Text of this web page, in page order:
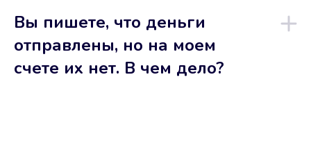
Вы пишете, что деньги
отправлены, но на моем
счете их нет. В чем дело?